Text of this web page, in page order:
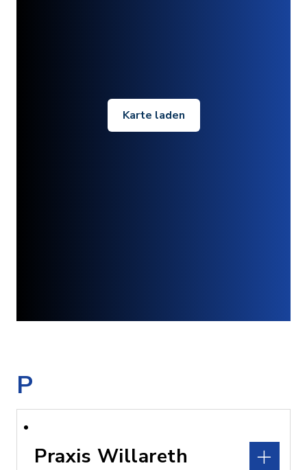
Karte laden
P
Praxis Willareth